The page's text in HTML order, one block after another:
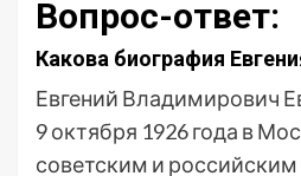
Вопрос-ответ:
Какова биография
Евгений Владимирович
9 октября 1926 года в
советским и российским